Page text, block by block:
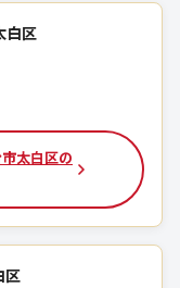
白区
太白区の
区